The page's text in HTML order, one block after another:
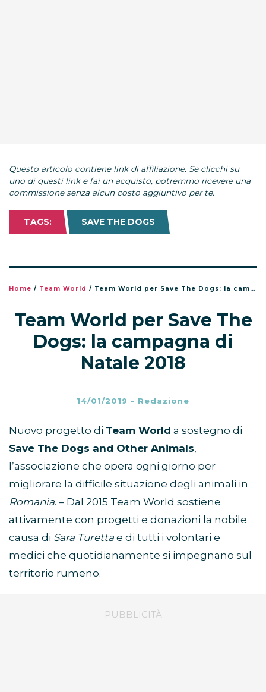
Questo articolo contiene link di affiliazione. Se clicchi su
uno di questi link e fai un acquisto, potremmo ricevere una
commissione senza alcun costo aggiuntivo per te.
TAGS: SAVE THE DOGS
Home / Team World / Team World per Save The Dogs: la campagna di Natale 2018
Team World per Save The
Dogs: la campagna di
Natale 2018
14/01/2019 - Redazione
Nuovo progetto di Team World a sostegno di
Save The Dogs and Other Animals,
l’associazione che opera ogni giorno per
migliorare la difficile situazione degli animali in
Romania. – Dal 2015 Team World sostiene
attivamente con progetti e donazioni la nobile
causa di Sara Turetta e di tutti i volontari e
medici che quotidianamente si impegnano sul
territorio rumeno.